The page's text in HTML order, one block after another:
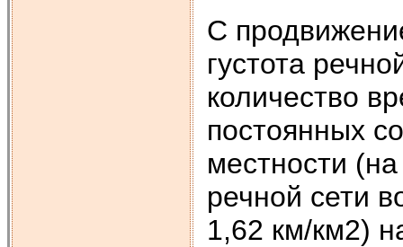
С
густота
количество
постоянных
местности
речной сети
1,62 км/км2)